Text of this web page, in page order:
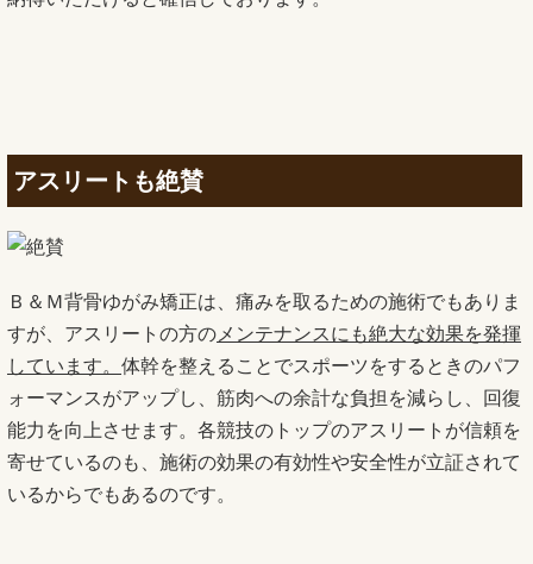
アスリートも絶賛
Ｂ＆Ｍ背骨ゆがみ矯正は、痛みを取るための施術でもありま
すが、アスリートの方の メンテナンスにも絶大な効果を発揮
しています。 体幹を整えることでスポーツをするときのパフ
ォーマンスがアップし、筋肉への余計な負担を減らし、回復
能力を向上させます。各競技のトップのアスリートが信頼を
寄せているのも、施術の効果の有効性や安全性が立証されて
いるからでもあるのです。